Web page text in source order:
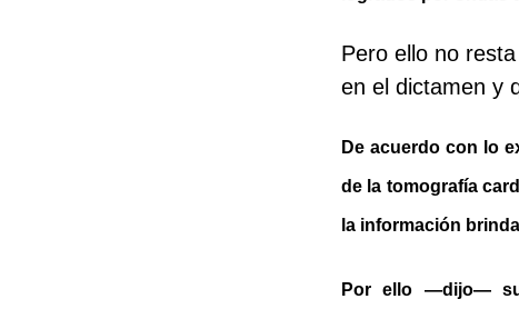
Pero ello no
en el dictamen y
De acuerdo con lo
de la tomografía
la información
Por ello —dijo—